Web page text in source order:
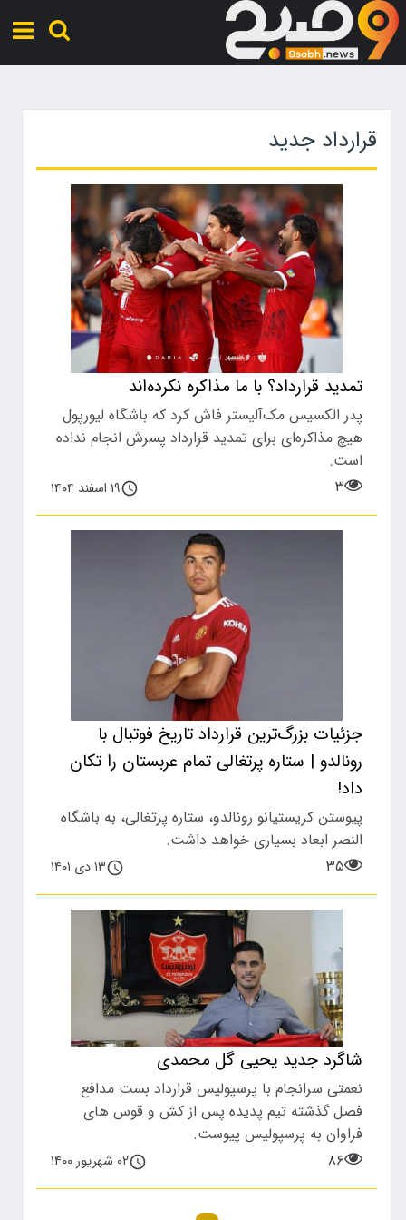
قرارداد جدید
تمدید قرارداد؟ با ما مذاکره نکرده‌اند
پدر الکسیس مک‌آلیستر فاش کرد که باشگاه لیورپول
هیچ مذاکره‌ای برای تمدید قرارداد پسرش انجام نداده
است.
۳
۱۹ اسفند ۱۴۰۴
جزئیات بزرگ‌ترین قرارداد تاریخ فوتبال با
رونالدو | ستاره پرتغالی تمام عربستان را تکان
داد!
پیوستن کریستیانو رونالدو، ستاره پرتغالی، به باشگاه
النصر ابعاد بسیاری خواهد داشت.
۳۵
۱۳ دی ۱۴۰۱
شاگرد جدید یحیی گل محمدی
نعمتی سرانجام با پرسپولیس قرارداد بست مدافع
فصل گذشته تیم پدیده پس از کش و قوس های
فراوان به پرسپولیس پیوست.
۸۶
۰۲ شهریور ۱۴۰۰